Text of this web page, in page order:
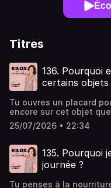
Titres
136. Pourquoi
certains objets
Tu ouvres un placard
encore sur cet objet
années.Tu le
comprends enfin
histoires qui
parlent en réalité de
voiture de Karine.📚
25/07/2026 • 22:34
135. Pourquoi
journée ?
Tu penses à la